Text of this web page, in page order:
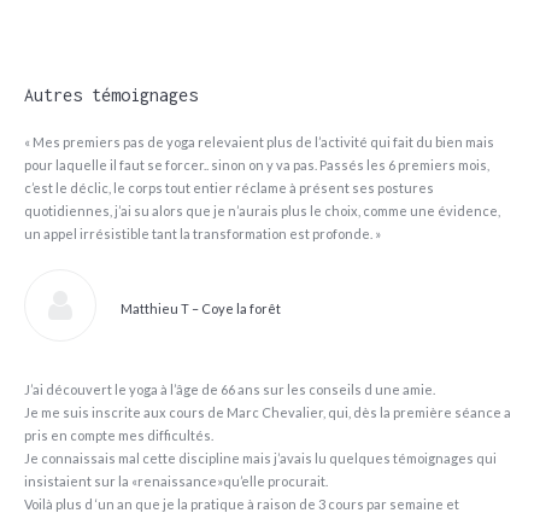
Autres témoignages
« Mes premiers pas de yoga relevaient plus de l’activité qui fait du bien mais
pour laquelle il faut se forcer.. sinon on y va pas. Passés les 6 premiers mois,
c’est le déclic, le corps tout entier réclame à présent ses postures
quotidiennes, j’ai su alors que je n’aurais plus le choix, comme une évidence,
un appel irrésistible tant la transformation est profonde. »
Matthieu T – Coye la forêt
J’ai découvert le yoga à l’âge de 66 ans sur les conseils d une amie.
Je me suis inscrite aux cours de Marc Chevalier, qui, dès la première séance a
pris en compte mes difficultés.
Je connaissais mal cette discipline mais j’avais lu quelques témoignages qui
insistaient sur la «renaissance»qu’elle procurait.
Voilà plus d ‘un an que je la pratique à raison de 3 cours par semaine et